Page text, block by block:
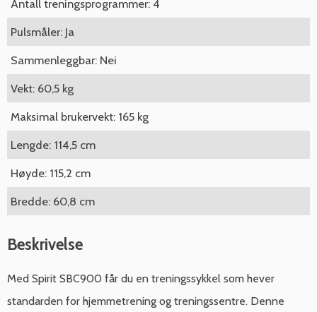
Antall treningsprogrammer: 4
Pulsmåler: Ja
Sammenleggbar: Nei
Vekt: 60,5 kg
Maksimal brukervekt: 165 kg
Lengde: 114,5 cm
Høyde: 115,2 cm
Bredde: 60,8 cm
Beskrivelse
Med Spirit SBC900 får du en treningssykkel som hever
standarden for hjemmetrening og treningssentre. Denne